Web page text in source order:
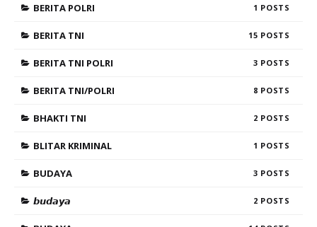
BERITA POLRI 1
BERITA TNI 15
BERITA TNI POLRI 3
BERITA TNI/POLRI 8
BHAKTI TNI 2
BLITAR KRIMINAL 1
BUDAYA 3
𝙗𝙪𝙙𝙖𝙮𝙖 2